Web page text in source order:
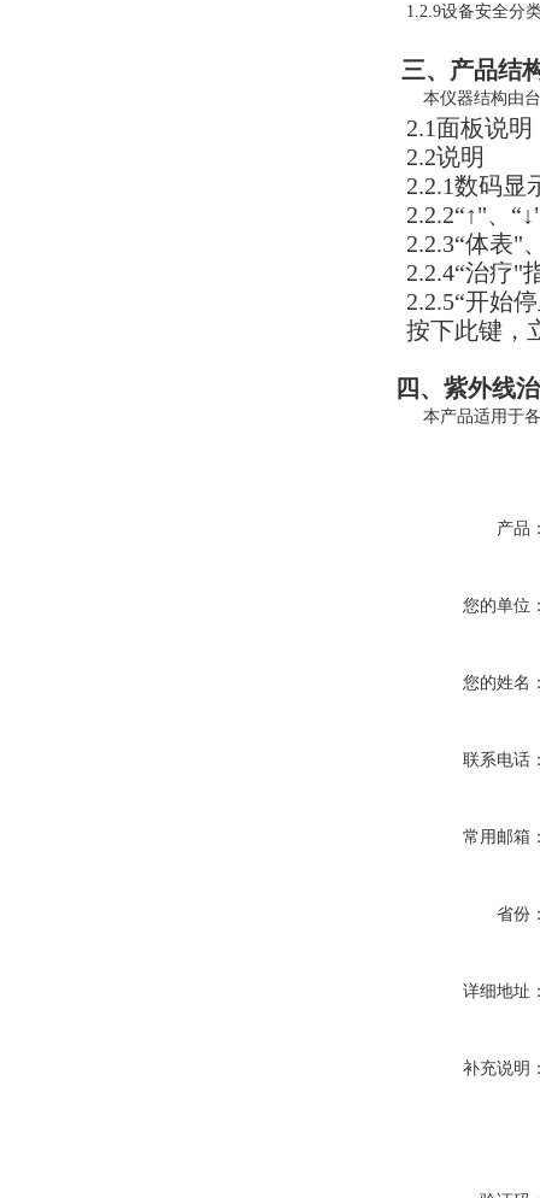
1.2.9设备安全分
三、产品结
本仪器结构由
2.1面板说
2.2说明
2.2.1数码显
2.2.2“↑"、
2.2.3“体表"
2.2.4“治疗"
2.2.5“开始
按下此键，
四、 紫外线
本产品适用于
产品
您的单位
您的姓名
联系电话
常用邮箱
省份
详细地址
补充说明